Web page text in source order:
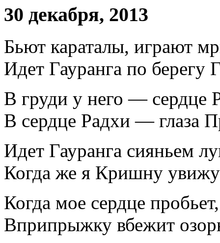
30 декабря, 2013
Бьют караталы, играют
Идет Гауранга по берегу
В груди у него — сердце
В сердце Радхи — глаза
Идет Гауранга сияньем
Когда же я Кришну увижу
Когда мое сердце
Вприпрыжку вбежит